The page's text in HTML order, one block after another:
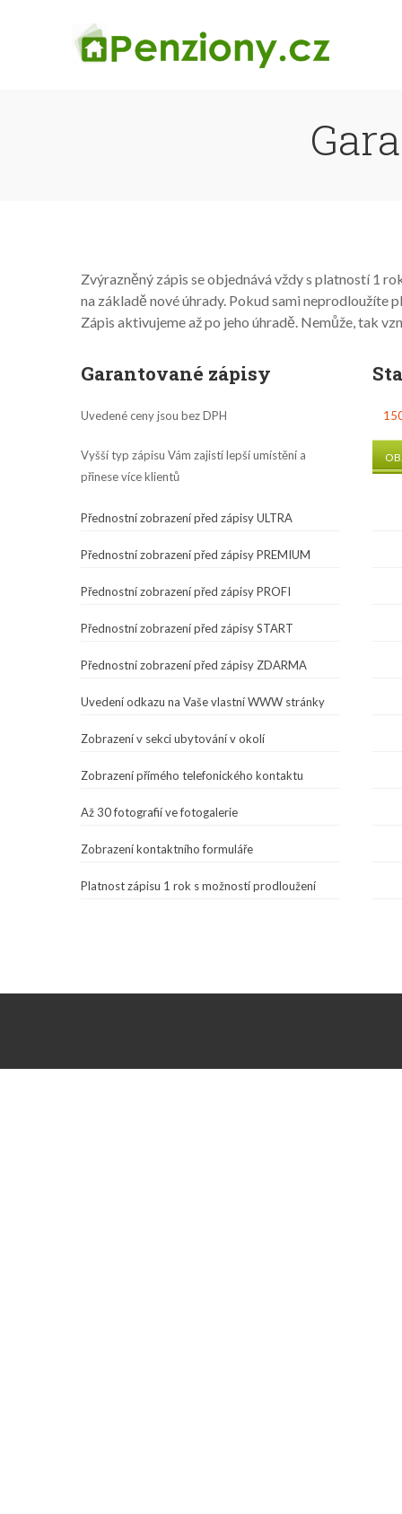
Zvýrazněný zápis se objednává vždy s platností 1
na základě nové úhrady. Pokud sami neprodloužíte
Zápis aktivujeme až po jeho úhradě. Nemůže, tak
Garantované zápisy
Uvedené ceny jsou bez DPH
Vyšší typ zápisu Vám zajistí lepší umístění a
přinese více klientů
Přednostní zobrazení před zápisy ULTRA
Přednostní zobrazení před zápisy PREMIUM
Přednostní zobrazení před zápisy PROFI
Přednostní zobrazení před zápisy START
Přednostní zobrazení před zápisy ZDARMA
Uvedení odkazu na Vaše vlastní WWW stránky
Zobrazení v sekci ubytování v okolí
Zobrazení přímého telefonického kontaktu
Až 30 fotografií ve fotogalerie
Zobrazení kontaktního formuláře
Platnost zápisu 1 rok s možností prodloužení